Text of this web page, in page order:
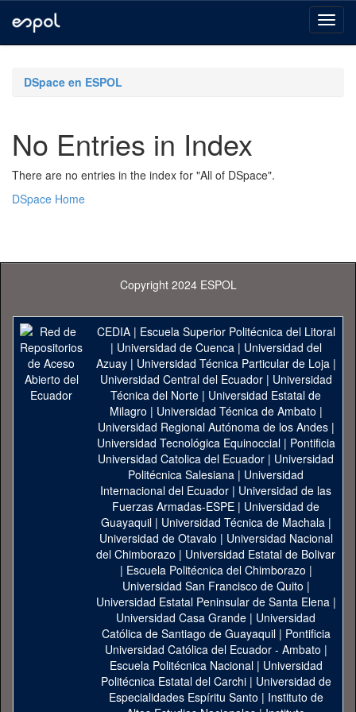
navigationDSpace en ESPOL
No Entries in Index
There are no entries in the index for "All of DSpace".
DSpace Home
Copyright 2024 ESPOL
CEDIA| Escuela Superior Politécnica del Litoral
| Universidad de Cuenca| Universidad del
Azuay| Universidad Técnica Particular de Loja|
Universidad Central del Ecuador| Universidad
Técnica del Norte | Universidad Estatal de
Milagro | Universidad Técnica de Ambato |
Universidad Regional Autónoma de los Andes|
Universidad Tecnológica Equinoccial| Pontificia
Universidad Catolica del Ecuador | Universidad
Politécnica Salesiana | Universidad
Internacional del Ecuador | Universidad de las
Fuerzas Armadas-ESPE | Universidad de
Guayaquil| Universidad Técnica de Machala|
Universidad de Otavalo | Universidad Nacional
del Chimborazo | Universidad Estatal de Bolivar
| Escuela Politécnica del Chimborazo |
Universidad San Francisco de Quito |
Universidad Estatal Peninsular de Santa Elena|
Universidad Casa Grande | Universidad
Católica de Santiago de Guayaquil| Pontificia
Universidad Católica del Ecuador - Ambato |
Escuela Politécnica Nacional| Universidad
Politécnica Estatal del Carchi| Universidad de
Especialidades Espíritu Santo | Instituto de